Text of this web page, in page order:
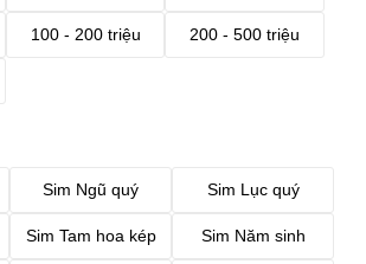
100 - 200 triệu 200 - 500 triệu
Sim Ngũ quý Sim Lục quý
Sim Tam hoa kép Sim Năm sinh